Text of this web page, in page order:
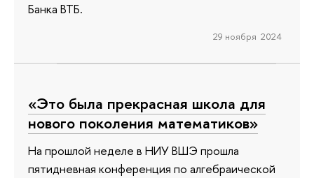
Банка ВТБ.
29 ноября 2024
«Это была прекрасная школа для
нового поколения математиков»
На прошлой неделе в НИУ ВШЭ прошла
пятидневная конференция по алгебраической